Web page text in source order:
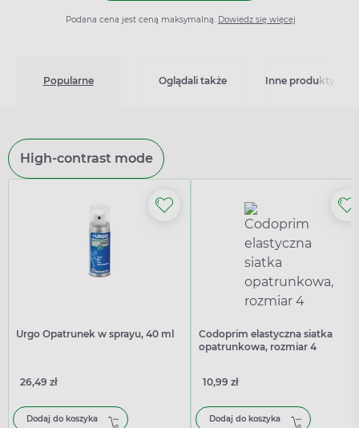
Podana cena jest ceną maksymalną. Dowiedz się więcej
Popularne Oglądali także Inne produkty z
High-contrast mode
Urgo Opatrunek w sprayu, 40 ml
26,49 zł
Dodaj do koszyka
Codoprim elastyczna siatka
opatrunkowa, rozmiar 4
10,99 zł
Dodaj do koszyka